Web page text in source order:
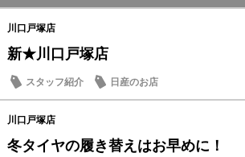
川口戸塚店
新★川口戸塚店
スタッフ紹介 日産のお店
川口戸塚店
冬タイヤの履き替えはお早めに！